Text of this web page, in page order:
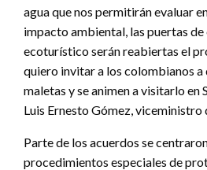
agua que nos permitirán evaluar
impacto ambiental, las puertas
ecoturístico serán reabiertas el
quiero invitar a los colombianos a
maletas y se animen a visitarlo en
Luis Ernesto Gómez, viceministro
Parte de los acuerdos se
procedimientos especiales de